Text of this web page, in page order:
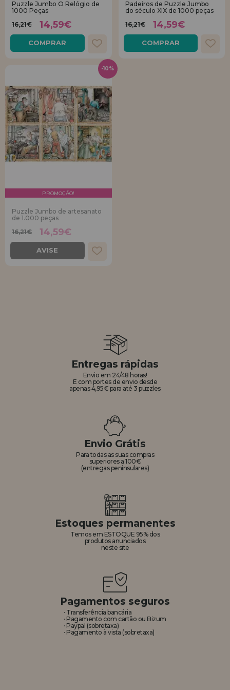
REGISTRO DE REVENDEDOR
Puzzle Jumbo O Relógio de
1000 Peças
16,21€
14,59€
COMPRAR
Padeiros de Puzzle Jumbo
do século XIX de 1000 peças
16,21€
14,59€
COMPRAR
PROMOÇÃO!
Puzzle Jumbo de artesanato
de 1.000 peças
16,21€
14,59€
AVISE
-10%
Entregas rápidas
Envio em 24/48 horas!
E com portes de envio desde
apenas 4,95€ para até 3 puzzles
Envio Grátis
Para todas as suas compras
superiores a 100€
(entregas peninsulares)
Estoques permanentes
Temos em ESTOQUE 95% dos
produtos anunciados
neste site
Pagamentos seguros
· Transferência bancária
· Pagamento com cartão ou Bizum
· Paypal (sobretaxa)
· Pagamento à vista (sobretaxa)